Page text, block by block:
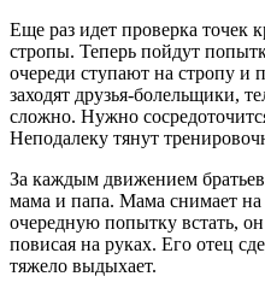
Еще раз идет проверка точек
стропы. Теперь пойдут
очереди ступают на стропу и
заходят друзья-болельщики,
сложно. Нужно
Неподалеку тянут
За каждым движением
мама и папа. Мама снимает на
очередную попытку встать, он
повисая на руках. Его отец
тяжело выдыхает.